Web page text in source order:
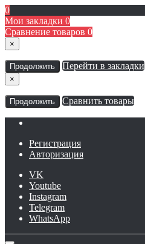
0
Мои закладки 0
Сравнение товаров 0
×
Продолжить Перейти в закладки
×
Продолжить Сравнить товары
Регистрация
Авторизация
VK
Youtube
Instagram
Telegram
WhatsApp